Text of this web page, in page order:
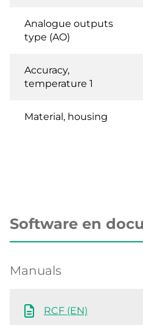
Analogue outputs
type (AO)
Accuracy,
temperature 1
Material, housing
Software en
Manuals
RCF (EN)